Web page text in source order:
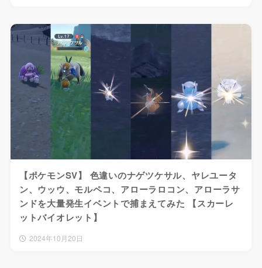
【ポケモンSV】 色違いのナゲツケサル、ヤレユータ
ン、ウッウ、モルペコ、アローラロコン、アローラサ
ンドを大量発生イベントで捕まえてみた 【スカーレ
ットバイオレット】
2024年10月20日